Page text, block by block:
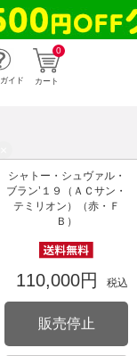
0
カート
イド
シャトー・シュヴァル・
ブラン’１９（ＡＣサン・
テミリオン）（赤・Ｆ
Ｂ）
110,000円 税込
販売停止